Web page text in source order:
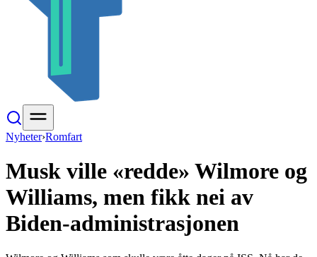
Nyheter›Romfart
Musk ville «redde» Wilmore og
Williams, men fikk nei av
Biden-administrasjonen